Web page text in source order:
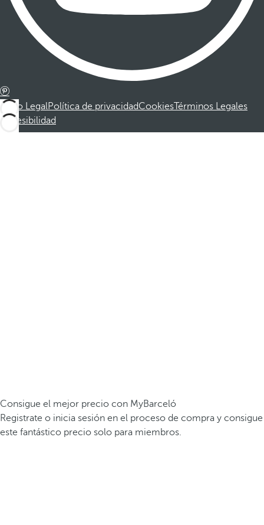
Aviso LegalPolítica de privacidadCookiesTérminos Legales
Accesibilidad
Consigue el mejor precio con MyBarceló
Registrate o inicia sesión en el proceso de compra y consigue
este fantástico precio solo para miembros.